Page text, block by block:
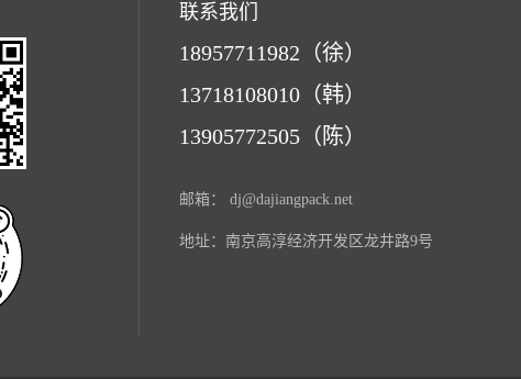
联系我们
18957711982（徐）
13718108010（韩）
13905772505（陈）
邮箱： dj@dajiangpack.net
地址：南京高淳经济开发区龙井路9号